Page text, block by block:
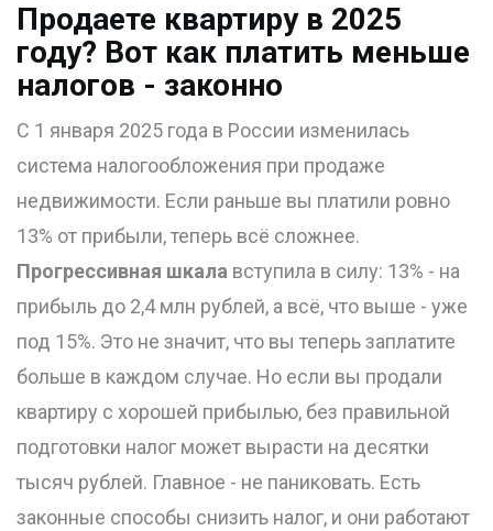
Продаете квартиру в 2025
году? Вот как платить меньше
налогов - законно
С 1 января 2025 года в России изменилась
система налогообложения при продаже
недвижимости. Если раньше вы платили ровно
13% от прибыли, теперь всё сложнее.
Прогрессивная шкала вступила в силу: 13% - на
прибыль до 2,4 млн рублей, а всё, что выше - уже
под 15%. Это не значит, что вы теперь заплатите
больше в каждом случае. Но если вы продали
квартиру с хорошей прибылью, без правильной
подготовки налог может вырасти на десятки
тысяч рублей. Главное - не паниковать. Есть
законные способы снизить налог, и они работают